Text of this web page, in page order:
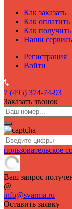
Как заказать
Как оплатить
Как получить
Наши
Регистрация
Войти
7 (495) 374-74-93
Заказать звонок
пользовательское
Ваш запрос
@
info@svarma.ru
Оставить заявку